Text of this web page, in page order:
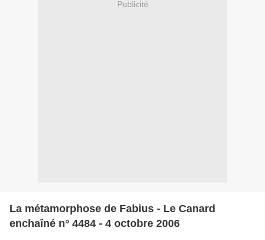
Publicité
La métamorphose de Fabius - Le Canard
enchaîné n° 4484 - 4 octobre 2006